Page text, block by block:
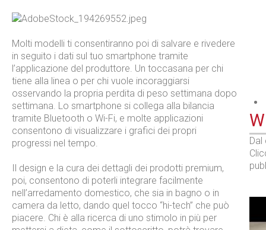
Molti modelli ti consentiranno poi di salvare e rivedere
in seguito i dati sul tuo smartphone tramite
l’applicazione del produttore. Un toccasana per chi
tiene alla linea o per chi vuole incoraggiarsi
osservando la propria perdita di peso settimana dopo
settimana. Lo smartphone si collega alla bilancia
tramite Bluetooth o Wi-Fi, e molte applicazioni
consentono di visualizzare i grafici dei propri
progressi nel tempo.
Il design e la cura dei dettagli dei prodotti premium,
poi, consentono di poterli integrare facilmente
nell’arredamento domestico, che sia in bagno o in
camera da letto, dando quel tocco “hi-tech” che può
piacere. Chi è alla ricerca di uno stimolo in più per